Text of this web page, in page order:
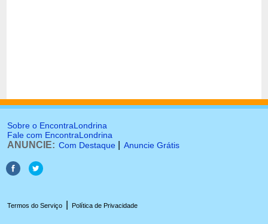
Sobre o EncontraLondrina
Fale com EncontraLondrina
ANUNCIE: Com Destaque Anuncie Grátis
Termos do Serviço Política de Privacidade